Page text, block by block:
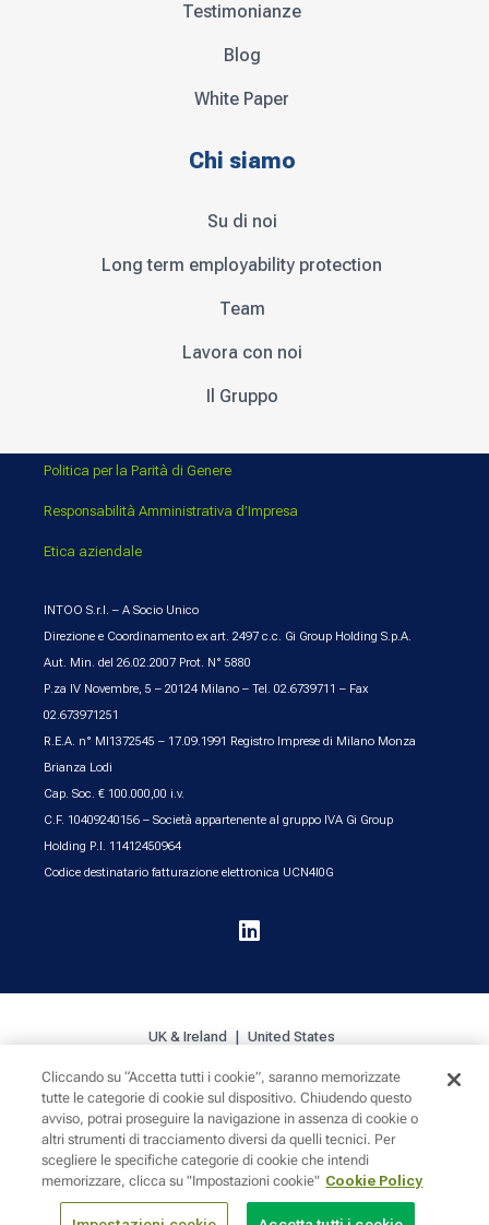
Testimonianze
Blog
White Paper
Chi siamo
Su di noi
Long term employability protection
Team
Lavora con noi
Il Gruppo
Politica per la Parità di Genere
Responsabilità Amministrativa d’Impresa
Etica aziendale
INTOO S.r.l. – A Socio Unico
Direzione e Coordinamento ex art. 2497 c.c. Gi Group Holding S.p.A.
Aut. Min. del 26.02.2007 Prot. N° 5880
P.za IV Novembre, 5 – 20124 Milano – Tel. 02.6739711 – Fax
02.673971251
R.E.A. n° MI1372545 – 17.09.1991 Registro Imprese di Milano Monza
Brianza Lodi
Cap. Soc. € 100.000,00 i.v.
C.F. 10409240156 – Società appartenente al gruppo IVA Gi Group
Holding P.I. 11412450964
Codice destinatario fatturazione elettronica UCN4I0G

UK & Ireland United States
Cookie Policy Privacy Sitemap
Cliccando su “Accetta tutti i cookie”, saranno memorizzate
tutte le categorie di cookie sul dispositivo. Chiudendo questo
avviso, potrai proseguire la navigazione in assenza di cookie o
altri strumenti di tracciamento diversi da quelli tecnici. Per
scegliere le specifiche categorie di cookie che intendi
memorizzare, clicca su "Impostazioni cookie" Cookie Policy